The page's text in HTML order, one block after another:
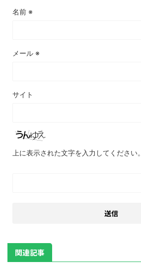
名前 ※
メール ※
サイト
上に表示された文字を入力してください。
関連記事